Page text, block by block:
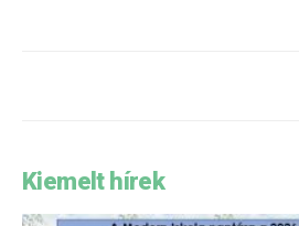
Kiemelt hírek